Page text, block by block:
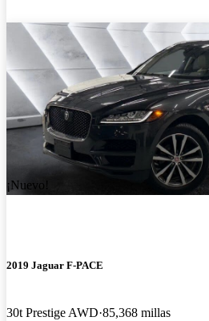
¡Nuevo!
2019 Jaguar F-PACE
30t Prestige AWD 85,368 millas